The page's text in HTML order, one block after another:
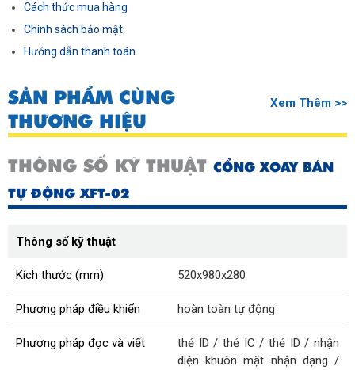
Cách thức mua hàng
Chính sách bảo mật
Hướng dẫn thanh toán
SẢN PHẨM CÙNG
THƯƠNG HIỆU
Xem Thêm >>
THÔNG SỐ KỸ THUẬT CỔNG XOAY BÁN
TỰ ĐỘNG XFT-02
Thông số kỹ thuật
Kích thước (mm) 520x980x280
Phương pháp điều khiển hoàn toàn tự động
Phương pháp đọc và viết
thẻ ID / thẻ IC / thẻ ID / nhận
diện khuôn mặt nhận dạng /